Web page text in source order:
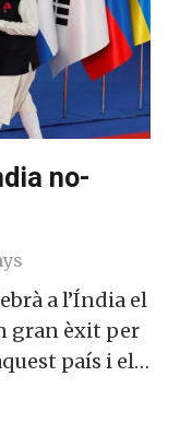
no-
a l’Índia el
gran èxit per
país i el…